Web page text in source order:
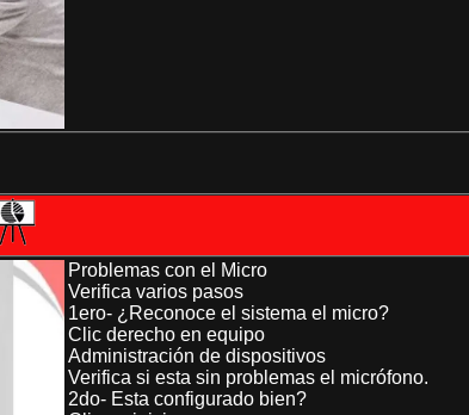
Problemas con el Micro
Verifica varios pasos
1ero- ¿Reconoce el sistema el micro?
Clic derecho en equipo
Administración de dispositivos
Verifica si esta sin problemas el micrófono.
2do- Esta configurado bien?